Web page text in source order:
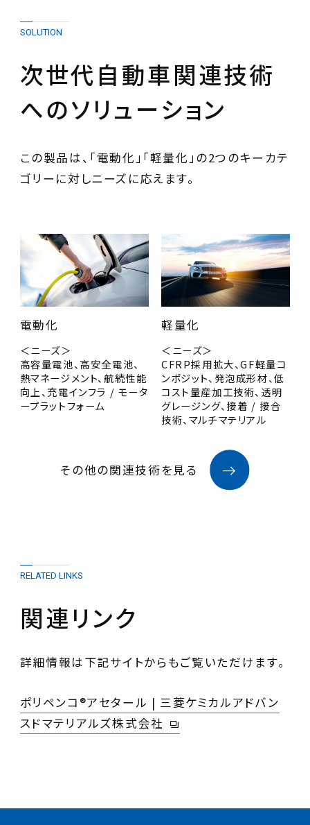
SOLUTION
次世代自動車関連技術
へのソリューション
この製品は、「電動化」「軽量化」の2つのキーカテ
ゴリーに対しニーズに応えます。
電動化
＜ニーズ＞
高容量電池、高安全電池、
熱マネージメント、航続性能
向上、充電インフラ / モータ
ープラットフォーム
軽量化
＜ニーズ＞
CFRP採用拡大、GF軽量コ
ンポジット、発泡成形材、低
コスト量産加工技術、透明
グレージング、接着 / 接合
技術、マルチマテリアル
その他の関連技術を見る
RELATED LINKS
関連リンク
詳細情報は下記サイトからもご覧いただけます。
ポリペンコ®アセタール | 三菱ケミカルアドバン
スドマテリアルズ株式会社